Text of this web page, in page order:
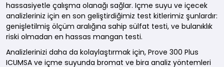
hassasiyetle çalışma olanağı sağlar. Içme suyu ve içecek
analizleriniz için en son geliştirdiğimiz test kitlerimiz şunlardır:
genişletilmiş ölçüm aralığına sahip sülfat testi, ve bulanıklık
riski olmadan en hassas mangan testi.
Analizlerinizi daha da kolaylaştırmak için, Prove 300 Plus
ICUMSA ve içme suyunda bromat ve bira analiz yöntemleri